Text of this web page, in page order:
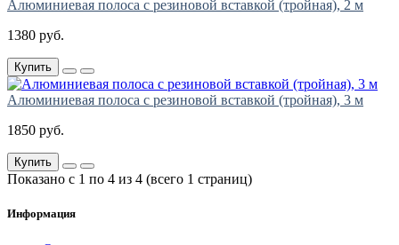
Алюминиевая полоса с резиновой вставкой (тройная), 2 м
1380 руб.
Купить
Алюминиевая полоса с резиновой вставкой (тройная), 3 м
1850 руб.
Купить
Показано с 1 по 4 из 4 (всего 1 страниц)
Информация